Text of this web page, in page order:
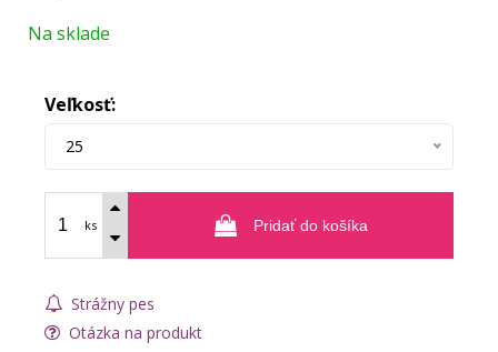
Na sklade
Veľkosť:
25
ks Pridať do košíka
Strážny pes
Otázka na produkt